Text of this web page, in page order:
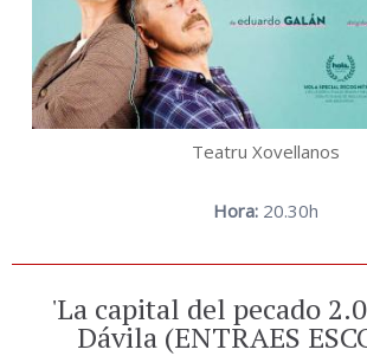
Teatru Xovellanos
Hora:20.30h
'La capital del pecado
Dávila (ENTRAES